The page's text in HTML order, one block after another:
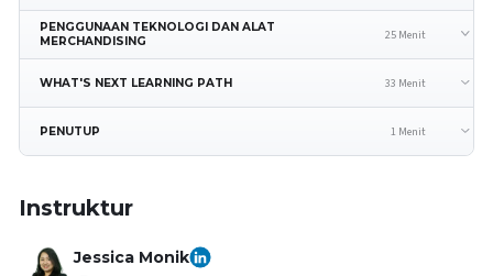
PENGGUNAAN TEKNOLOGI DAN ALAT
MERCHANDISING
25 Menit
WHAT'S NEXT LEARNING PATH 33 Menit
PENUTUP 1 Menit
Instruktur
Jessica Monik